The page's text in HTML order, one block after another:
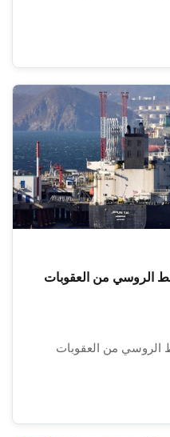
الروسي من العقوبات
الروسي من العقوبات